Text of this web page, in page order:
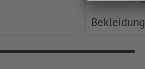
Bekleidung